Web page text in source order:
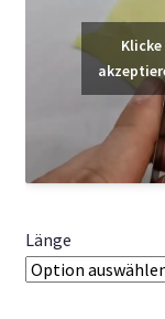
Länge